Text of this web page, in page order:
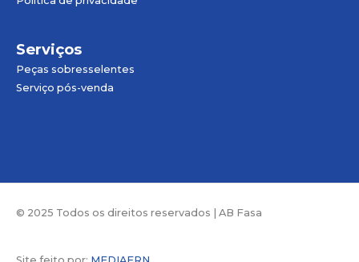
Serviços
Peças sobresselentes
Serviço pós-venda
© 2025 Todos os direitos reservados | AB Fasa